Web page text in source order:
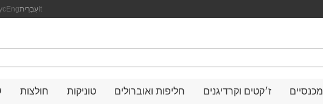
Engעִבְרִית It
חולצות טוניקות חליפות ואוברולים ז׳קטים וקרדיגנים מכנסיים